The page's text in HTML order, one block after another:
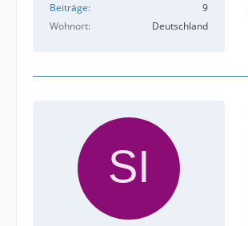
Beiträge
9
Wohnort
Deutschland